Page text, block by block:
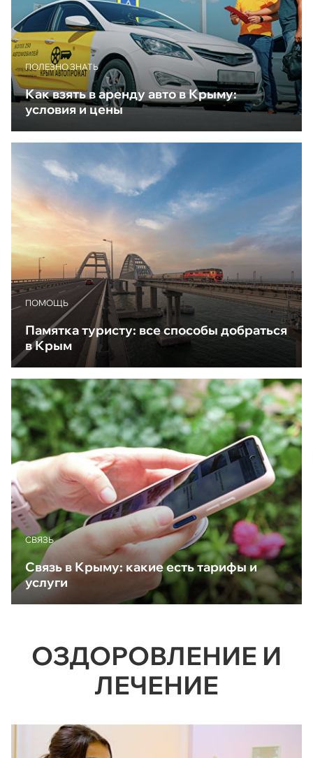
ПОЛЕЗНО ЗНАТЬ
Как взять в аренду авто в Крыму:
условия и цены
ПОМОЩЬ
Памятка туристу: все способы добраться
в Крым
CВЯЗЬ
Связь в Крыму: какие есть тарифы и
услуги
ОЗДОРОВЛЕНИЕ И
ЛЕЧЕНИЕ